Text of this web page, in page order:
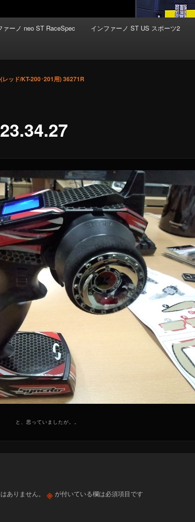
ァーノ neo ST RaceSpec インファーノ ST US スポーツ2
レッド/KT-200･201用) 36271R
と、思っていましたが。。
ありません。 ※が付いている欄は必須項目です